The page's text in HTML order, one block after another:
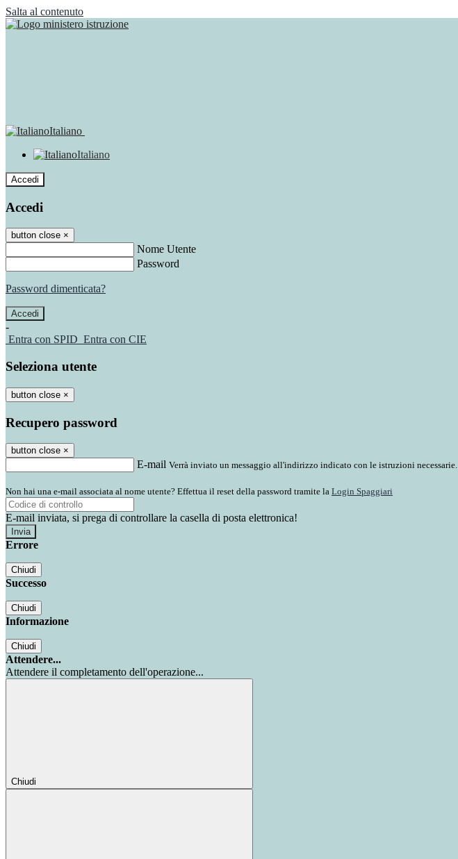
Salta al contenuto
Italiano
Italiano
Accedi
Accedi
button close ×
Nome Utente
Password
Password dimenticata?
-
Entra con SPID Entra con CIE
Seleziona utente
button close ×
Recupero password
button close ×
E-mail Verrà inviato un messaggio all'indirizzo indicato con le istruzioni necessarie.
Non hai una e-mail associata al nome utente? Effettua il reset della password tramite la Login Spaggiari
E-mail inviata, si prega di controllare la casella di posta elettronica!
Errore
Chiudi
Successo
Chiudi
Informazione
Chiudi
Attendere...
Attendere il completamento dell'operazione...
Chiudi